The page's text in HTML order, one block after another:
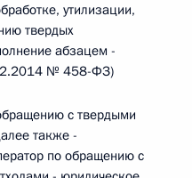
утилизации,
твердых
абзацем -
№ 458-ФЗ)
с твердыми
также -
по обращению с